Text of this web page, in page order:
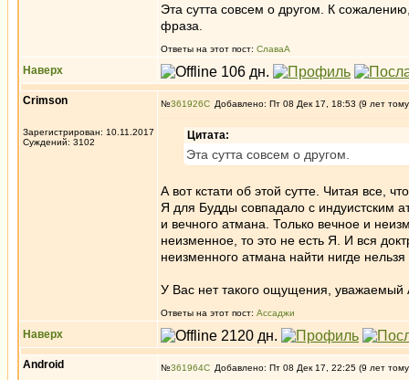
Эта сутта совсем о другом. К
фраза.
Ответы на этот пост: СлаваА
Наверх
Crimson
Зарегистрирован: 10.11.2017
Суждений: 3102
№361926 Добавлено: Пт 08 Дек 17, 18:53 (9 лет
Цитата:
Эта сутта совсем о другом.
А вот кстати об этой сутте. Читая все,
Я для Будды совпадало с индуистским
и вечного атмана. Только вечное и
неизменное, то это не есть Я. И вся
неизменного атмана найти нигде
У Вас нет такого ощущения, уважаемый
Ответы на этот пост: Ассаджи
Наверх
Android №361964 Добавлено: Пт 08 Дек 17, 22:25 (9 лет